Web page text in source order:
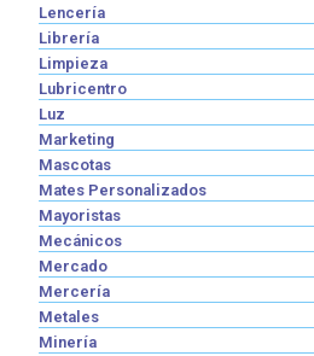
Lencería
Librería
Limpieza
Lubricentro
Luz
Marketing
Mascotas
Mates Personalizados
Mayoristas
Mecánicos
Mercado
Mercería
Metales
Minería